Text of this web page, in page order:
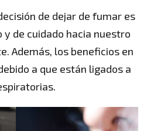
de dejar de fumar es
de cuidado hacia nuestro
Además, los beneficios en
a que están ligados a